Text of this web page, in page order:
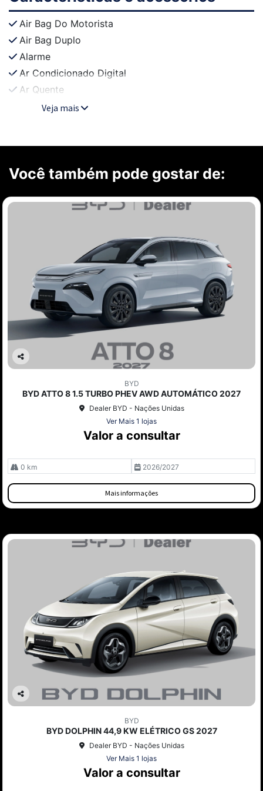
Air Bag Do Motorista
Air Bag Duplo
Alarme
Ar Condicionado Digital
Ar Quente
Veja mais
Você também pode gostar de:
Co
lhe
BYD
BYD ATTO 8 1.5 TURBO PHEV AWD AUTOMÁTICO 2027
Dealer BYD - Nações Unidas
Ver Mais 1 lojas
Valor a consultar
0 km 2026/2027
Mais informações
Co
BYD
BYD DOLPHIN 44,9 KW ELÉTRICO GS 2027
Dealer BYD - Nações Unidas
Ver Mais 1 lojas
Valor a consultar